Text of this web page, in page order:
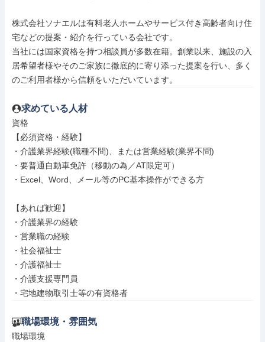
株式会社ソナエルは有料老人ホームやサービス付き高齢者向け住
宅などの提案・紹介を行っている会社です。
当社には国家資格を持つ相談員が多数在籍。創業以来、施設の入
居希望者様やそのご家族に徹底的に寄り添った提案を行い、多く
のご利用者様から信頼をいただいています。
求めている人材
資格
【必須資格・経験】
・介護業界経験(職種不問)、または営業経験(業界不問)
・要普通自動車免許（移動の為／AT限定可）
・Excel、Word、メール等のPC基本操作ができる方
【あれば歓迎】
・介護業界の経験
・営業職の経験
・社会福祉士
・介護福祉士
・介護支援専門員
・宅地建物取引士等の有資格者
職場環境・雰囲気
職場環境